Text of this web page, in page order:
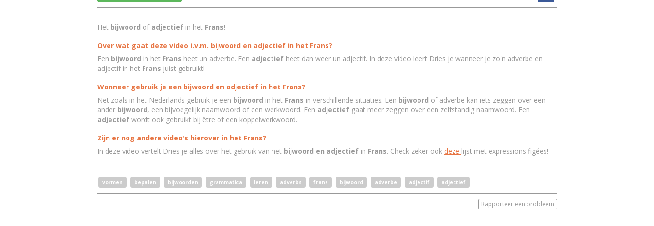
Het bijwoord of adjectiefin het Frans!
Over wat gaat deze video i.v.m. bijwoord en adjectief in het Frans?
Een bijwoord in het Frans heet un adverbe. Een adjectiefheet dan weer un adjectif. In deze video leert Dries je wanneer je zo'n adverbe en
adjectif in het Frans juist gebruikt!
Wanneer gebruik je een bijwoord en adjectief in het Frans?
Net zoals in het Nederlands gebruik je een bijwoord in het Frans in verschillende situaties. Een bijwoord of adverbe kan iets zeggen over een
ander bijwoord, een bijvoegelijk naamwoord of een werkwoord. Een adjectief gaat meer zeggen over een zelfstandig naamwoord. Een
adjectiefwordt ook gebruikt bij être of een koppelwerkwoord.
Zijn er nog andere video's hierover in het Frans?
In deze video vertelt Dries je alles over het gebruik van het bijwoord en adjectiefin Frans. Check zeker ook deze lijst met expressions figées!
vormen bepalen bijwoorden grammatica leren adverbs frans bijwoord adverbe adjectif adjectief
Rapporteer een probleem